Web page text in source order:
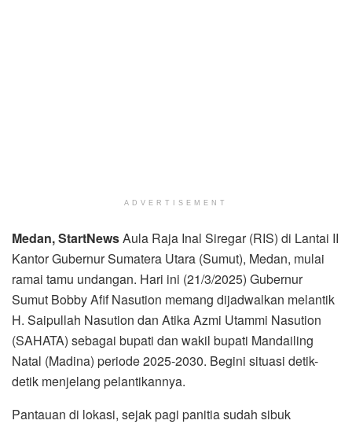
ADVERTISEMENT
Medan, StartNewsAula Raja Inal Siregar (RIS) di Lantai II
Kantor Gubernur Sumatera Utara (Sumut), Medan, mulai
ramai tamu undangan. Hari ini (21/3/2025) Gubernur
Sumut Bobby Afif Nasution memang dijadwalkan melantik
H. Saipullah Nasution dan Atika Azmi Utammi Nasution
(SAHATA) sebagai bupati dan wakil bupati Mandailing
Natal (Madina) periode 2025-2030. Begini situasi detik-
detik menjelang pelantikannya.
Pantauan di lokasi, sejak pagi panitia sudah sibuk